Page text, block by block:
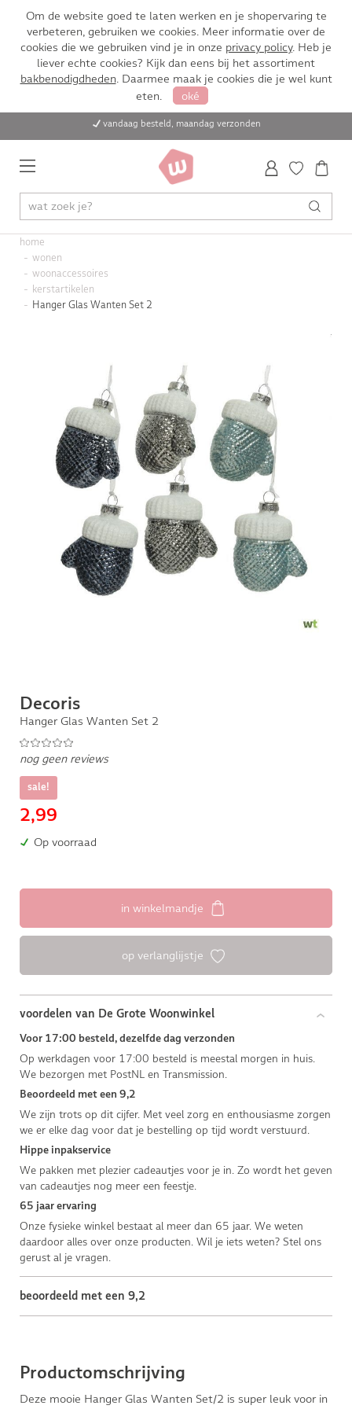
Om de website goed te laten werken en je shopervaring te
verbeteren, gebruiken we cookies. Meer informatie over de
cookies die we gebruiken vind je in onze privacy policy. Heb je
liever echte cookies? Kijk dan eens bij het assortiment
bakbenodigdheden. Daarmee maak je cookies die je wel kunt
eten.
oké
vandaag besteld, maandag verzonden
home
wonen
woonaccessoires
kerstartikelen
Hanger Glas Wanten Set 2
Decoris
Hanger Glas Wanten Set 2
nog geen reviews
sale!
2,99
Op voorraad
in winkelmandje
op verlanglijstje
voordelen van De Grote Woonwinkel
Voor 17:00 besteld, dezelfde dag verzonden
Op werkdagen voor 17:00 besteld is meestal morgen in huis.
We bezorgen met PostNL en Transmission.
Beoordeeld met een 9,2
We zijn trots op dit cijfer. Met veel zorg en enthousiasme zorgen
we er elke dag voor dat je bestelling op tijd wordt verstuurd.
Hippe inpakservice
We pakken met plezier cadeautjes voor je in. Zo wordt het geven
van cadeautjes nog meer een feestje.
65 jaar ervaring
Onze fysieke winkel bestaat al meer dan 65 jaar. We weten
daardoor alles over onze producten. Wil je iets weten? Stel ons
gerust al je vragen.
beoordeeld met een 9,2
Productomschrijving
Deze mooie Hanger Glas Wanten Set/2 is super leuk voor in